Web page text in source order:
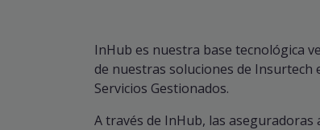
InHub es nuestra base tecnológica
de nuestras soluciones de
Servicios Gestionados.
A través de InHub, las